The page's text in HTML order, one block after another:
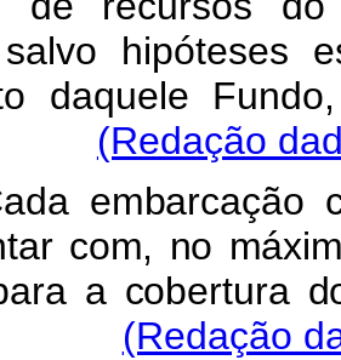
hipóteses
daquele
(Redação
embarcação
com, no
a cobertura
(Redação